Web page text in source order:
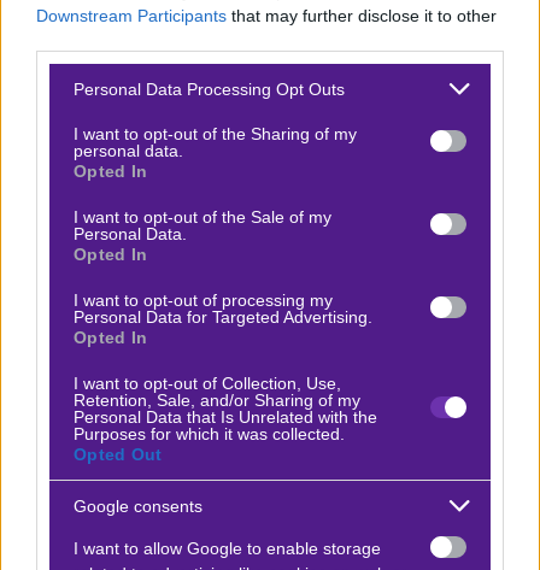
Downstream Participants that may further disclose it to other
Please note that this website/app uses one or more Google
not limited to your visit or usage behaviour. You may click to
grant or deny consent to Google and its third-party tags to
use your data for below specified purposes in below Google
consent section.
Personal Data Processing Opt Outs
I want to opt-out of the Sharing of my
personal data.
Opted In
I want to opt-out of the Sale of my
Personal Data.
Opted In
I want to opt-out of processing my
Personal Data for Targeted Advertising.
Opted In
I want to opt-out of Collection, Use,
Retention, Sale, and/or Sharing of my
Personal Data that Is Unrelated with the
Purposes for which it was collected.
Opted Out
Google consents
I want to allow Google to enable storage
παιχνιδιού, ενώ οι τα ειδικά για κάθε φάση των
αγώνων καλύπτουν επιθυμία σου! Με την Πρώιμη
Πληρωμή* πας ταμείο στο… +2 και όταν η ομάδα που
επέλεξες, προηγηθεί με 2 γκολ.
Χριστούγεννα με 1.500 δώρα* από την προσφορά*
χωρίς κατάθεση!
Το Live Casino της
περιμένει για μοναδικές στιγμές διασκέδασης και τα
φετινά Χριστούγεννα. Εορταστική διάθεση με
Έλληνες ντίλερ σε τραπέζια Ρουλέτας ή Μπλάκτζακ,
την ώρα που τα κορυφαία Live Game Shows έρχονται
να δώσουν μία ξεχωριστή νότα στο παιχνίδι σου.
*ΙΣΧΥΟΥΝ ΟΡΟΙ & ΠΡΟΫΠΟΘΕΣΕΙΣ